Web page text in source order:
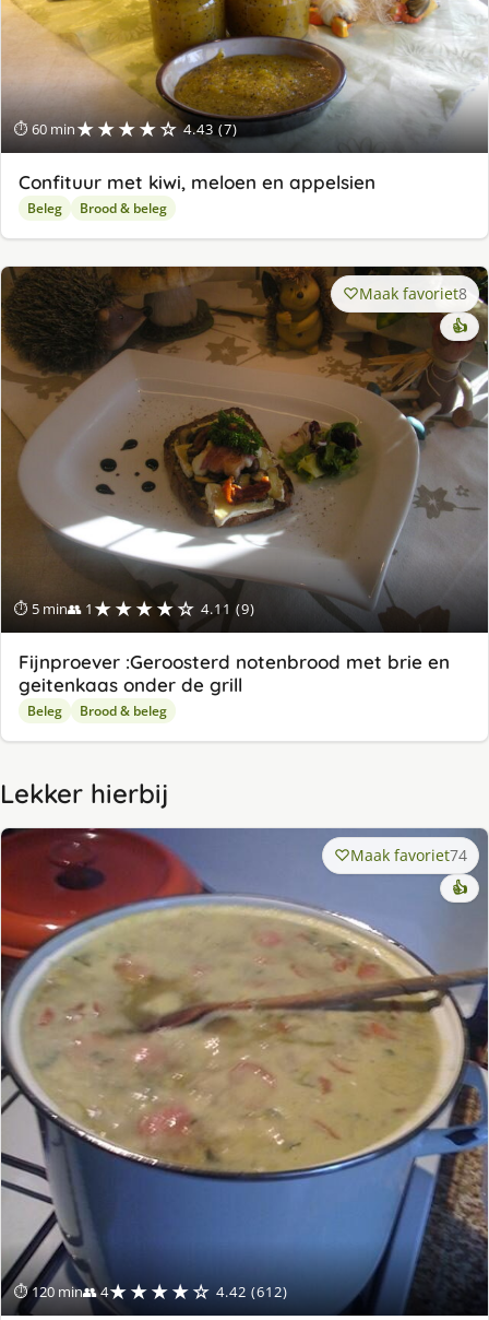
⏱ 60 min★★★★☆ 4.43 (7)
Confituur met kiwi, meloen en appelsien
Beleg Brood & beleg
⏱ 5 min👥 1 ★★★★☆ 4.11 (9)
Maak favoriet8
👍
Fijnproever :Geroosterd notenbrood met brie en
geitenkaas onder de grill
Beleg Brood & beleg
Lekker hierbij
⏱ 120 min👥 4★★★★☆ 4.42 (612)
Maak favoriet74
👍